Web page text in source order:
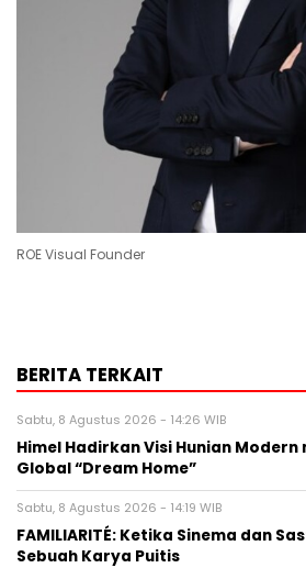
ROE Visual Founder
BERITA TERKAIT
Sabtu, 8 Agustus 2026 - 14:26 WIB
Himel Hadirkan Visi Hunian
Global “Dream Home”
Sabtu, 8 Agustus 2026 - 14:19 WIB
FAMILIARITÉ: Ketika Sinema dan
Sebuah Karya Puitis